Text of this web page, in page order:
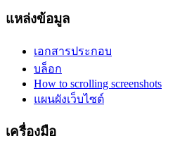
แหล่งข้อมูล
เอกสารประกอบ
บล็อก
How to scrolling screenshots
แผนผังเว็บไซต์
เครื่องมือ